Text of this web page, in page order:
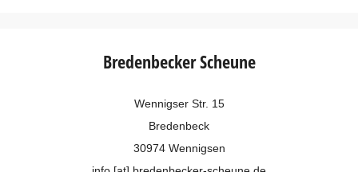
Bredenbecker Scheune
Wennigser Str. 15
Bredenbeck
30974 Wennigsen